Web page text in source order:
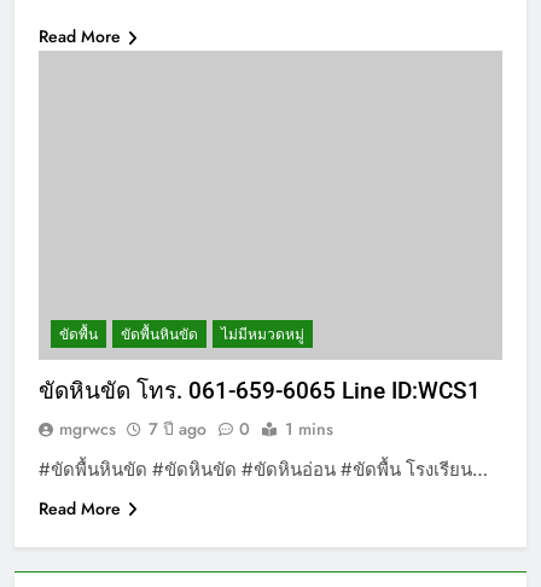
Read More
ขัดพื้น ขัดพื้นหินขัด ไม่มีหมวดหมู่
ขัดหินขัด โทร. 061-659-6065 Line ID:WCS1
mgrwcs 7 ปี ago 0 1 mins
#ขัดพื้นหินขัด #ขัดหินขัด #ขัดหินอ่อน #ขัดพื้น โรงเรียน…
Read More